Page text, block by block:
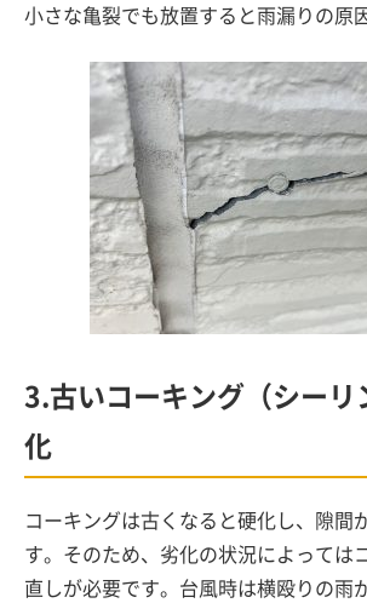
小さな亀裂でも放置すると雨漏りの原
3.古いコーキング（シーリ
化
コーキングは古くなると硬化し、隙間
す。そのため、劣化の状況によっては
直しが必要です。台風時は横殴りの雨